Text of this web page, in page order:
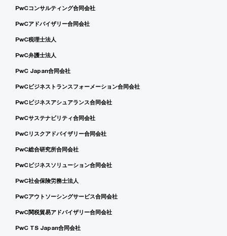
PwCコンサルティング合同会社
PwCアドバイザリー合同会社
PwC税理士法人
PwC弁護士法人
PwC Japan合同会社
PwCビジネストランスフォーメーション合同会社
PwCビジネスアシュアランス合同会社
PwCサステナビリティ合同会社
PwCリスクアドバイザリー合同会社
PwC総合研究所合同会社
PwCビジネスソリューション合同会社
PwC社会保険労務士法人
PwCアウトソーシングサービス合同会社
PwC関税貿易アドバイザリー合同会社
PwC TS Japan合同会社